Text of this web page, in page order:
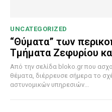
UNCATEGORIZED
“Θύματα” των
Τμήματα Ζεφυρίου
Από την σελίδα bloko.gr που
θέματα, διέρρευσε σήμερα το
αστυνομικών υπηρεσιών...